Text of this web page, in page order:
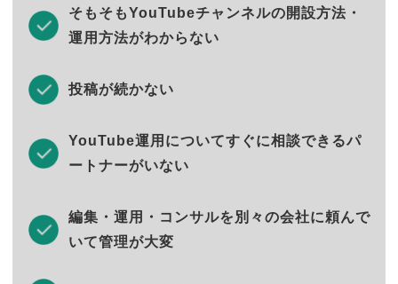
そもそもYouTubeチャンネルの開設方法・
運用方法がわからない
投稿が続かない
YouTube運用についてすぐに相談できるパ
ートナーがいない
編集・運用・コンサルを別々の会社に頼んで
いて管理が大変